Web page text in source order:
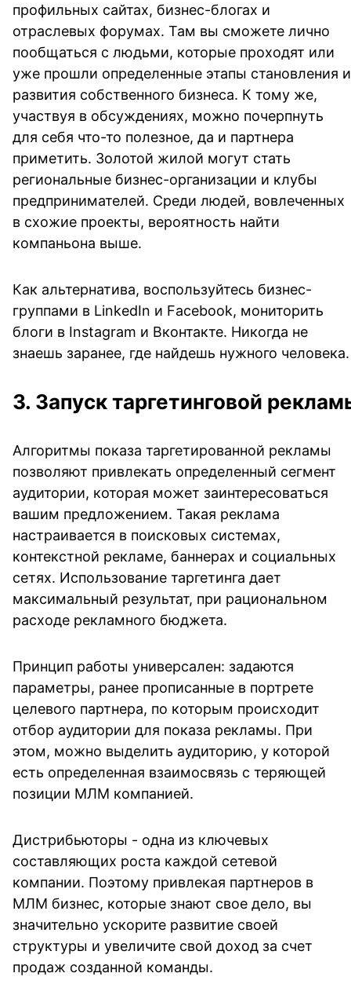
профильных сайтах, бизнес-блогах и
отраслевых форумах. Там вы сможете лично
пообщаться с людьми, которые проходят или
уже прошли определенные этапы становления и
развития собственного бизнеса. К тому же,
участвуя в обсуждениях, можно почерпнуть
для себя что-то полезное, да и партнера
приметить. Золотой жилой могут стать
региональные бизнес-организации и клубы
предпринимателей. Среди людей, вовлеченных
в схожие проекты, вероятность найти
компаньона выше.
Как альтернатива, воспользуйтесь бизнес-
группами в LinkedIn и Facebook, мониторить
блоги в Instagram и Вконтакте. Никогда не
знаешь заранее, где найдешь нужного человека.
3. Запуск таргетинговой
Алгоритмы показа таргетированной рекламы
позволяют привлекать определенный сегмент
аудитории, которая может заинтересоваться
вашим предложением. Такая реклама
настраивается в поисковых системах,
контекстной рекламе, баннерах и социальных
сетях. Использование таргетинга дает
максимальный результат, при рациональном
расходе рекламного бюджета.
Принцип работы универсален: задаются
параметры, ранее прописанные в портрете
целевого партнера, по которым происходит
отбор аудитории для показа рекламы. При
этом, можно выделить аудиторию, у которой
есть определенная взаимосвязь с теряющей
позиции МЛМ компанией.
Дистрибьюторы - одна из ключевых
составляющих роста каждой сетевой
компании. Поэтому привлекая партнеров в
МЛМ бизнес, которые знают свое дело, вы
значительно ускорите развитие своей
структуры и увеличите свой доход за счет
продаж созданной команды.